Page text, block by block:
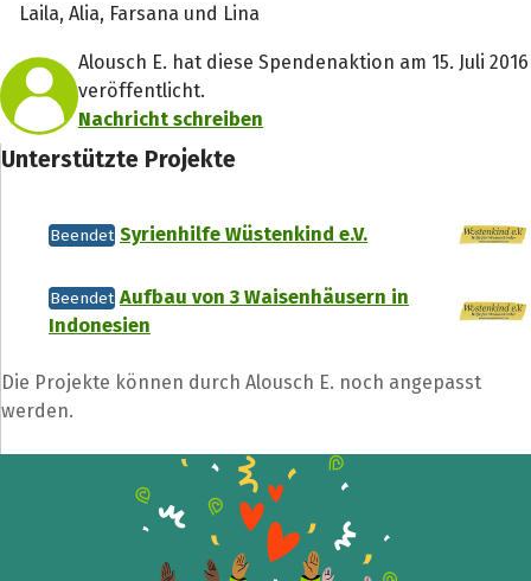
Laila, Alia, Farsana und Lina
Alousch E. hat diese Spendenaktion am 15. Juli 2016
veröffentlicht.
Nachricht schreiben
Unterstützte Projekte
Beendet Syrienhilfe Wüstenkind e.V.
Beendet Aufbau von 3 Waisenhäusern in
Indonesien
Die Projekte können durch Alousch E. noch angepasst
werden.
Hilf mit noch mehr Spenden zu sammeln!
Facebook WhatsApp Messenger